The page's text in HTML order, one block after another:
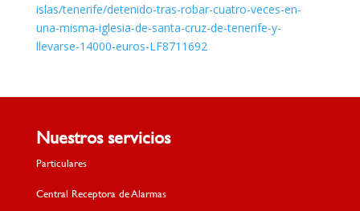
islas/tenerife/detenido-tras-robar-cuatro-veces-en-
una-misma-iglesia-de-santa-cruz-de-tenerife-y-
llevarse-14000-euros-LF8711692
Nuestros servicios
Particulares
Central Receptora de Alarmas